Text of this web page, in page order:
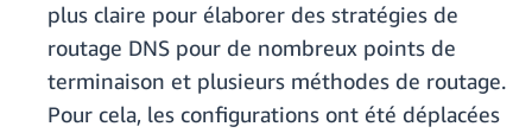
plus claire pour élaborer des stratégies de
routage DNS pour de nombreux points de
terminaison et plusieurs méthodes de routage.
Pour cela, les configurations ont été déplacées